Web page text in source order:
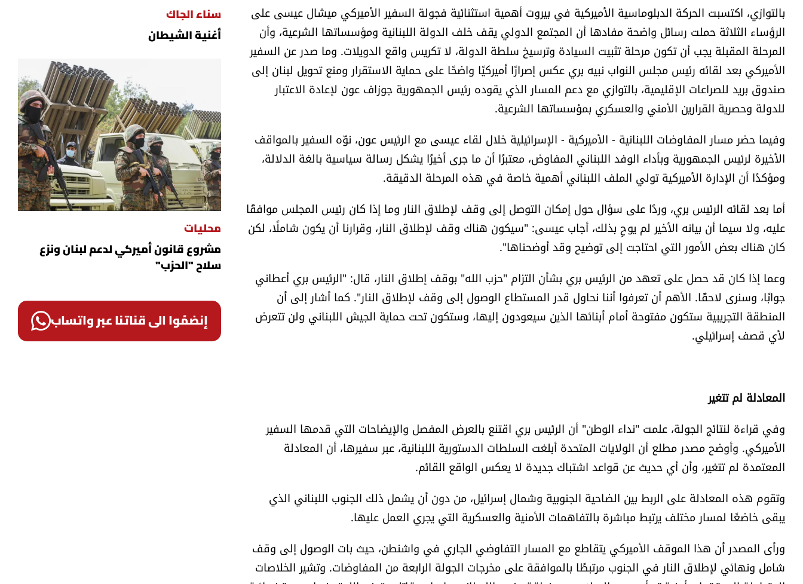
بالتوازي، اكتسبت الحركة الدبلوماسية الأميركية في بيروت أهمية استثنائية فجولة السفير الأميركي ميشال عيسى على
الرؤساء الثلاثة حملت رسائل واضحة مفادها أن المجتمع الدولي يقف خلف الدولة اللبنانية ومؤسساتها الشرعية، وأن
المرحلة المقبلة يجب أن تكون مرحلة تثبيت السيادة وترسيخ سلطة الدولة، لا تكريس واقع الدويلات. وما صدر عن السفير
الأميركي بعد لقائه رئيس مجلس النواب نبيه بري عكس إصرارًا أميركيًا واضحًا على حماية الاستقرار ومنع تحويل لبنان إلى
صندوق بريد للصراعات الإقليمية، بالتوازي مع دعم المسار الذي يقوده رئيس الجمهورية جوزاف عون لإعادة الاعتبار
للدولة وحصرية القرارين الأمني والعسكري بمؤسساتها الشرعية.
وفيما حضر مسار المفاوضات اللبنانية - الأميركية - الإسرائيلية خلال لقاء عيسى مع الرئيس عون، نوّه السفير بالمواقف
الأخيرة لرئيس الجمهورية وبأداء الوفد اللبناني المفاوض، معتبرًا أن ما جرى أخيرًا يشكل رسالة سياسية بالغة الدلالة،
ومؤكدًا أن الإدارة الأميركية تولي الملف اللبناني أهمية خاصة في هذه المرحلة الدقيقة.
أما بعد لقائه الرئيس بري، وردًا على سؤال حول إمكان التوصل إلى وقف لإطلاق النار وما إذا كان رئيس المجلس موافقًا
عليه، ولا سيما أن بيانه الأخير لم يوحِ بذلك، أجاب عيسى: "سيكون هناك وقف لإطلاق النار، وقرارنا أن يكون شاملًا، لكن
كان هناك بعض الأمور التي احتاجت إلى توضيح وقد أوضحناها".
وعما إذا كان قد حصل على تعهد من الرئيس بري بشأن التزام "حزب الله" بوقف إطلاق النار، قال: "الرئيس بري أعطاني
جوابًا، وسنرى لاحقًا. الأهم أن تعرفوا أننا نحاول قدر المستطاع الوصول إلى وقف لإطلاق النار". كما أشار إلى أن
المنطقة التجريبية ستكون مفتوحة أمام أبنائها الذين سيعودون إليها، وستكون تحت حماية الجيش اللبناني ولن تتعرض
لأي قصف إسرائيلي.
المعادلة لم تتغير
وفي قراءة لنتائج الجولة، علمت "نداء الوطن" أن الرئيس بري اقتنع بالعرض المفصل والإيضاحات التي قدمها السفير
الأميركي. وأوضح مصدر مطلع أن الولايات المتحدة أبلغت السلطات الدستورية اللبنانية، عبر سفيرها، أن المعادلة
المعتمدة لم تتغير، وأن أي حديث عن قواعد اشتباك جديدة لا يعكس الواقع القائم.
وتقوم هذه المعادلة على الربط بين الضاحية الجنوبية وشمال إسرائيل، من دون أن يشمل ذلك الجنوب اللبناني الذي
يبقى خاضعًا لمسار مختلف يرتبط مباشرة بالتفاهمات الأمنية والعسكرية التي يجري العمل عليها.
ورأى المصدر أن هذا الموقف الأميركي يتقاطع مع المسار التفاوضي الجاري في واشنطن، حيث بات الوصول إلى وقف
شامل ونهائي لإطلاق النار في الجنوب مرتبطًا بالموافقة على مخرجات الجولة الرابعة من المفاوضات. وتشير الخلاصات
سناء الجاك
أغنية الشيطان
محليات
مشروع قانون أميركي لدعم لبنان ونزع
سلاح "الحزب"
إنضمّوا الى قناتنا عبر واتساب